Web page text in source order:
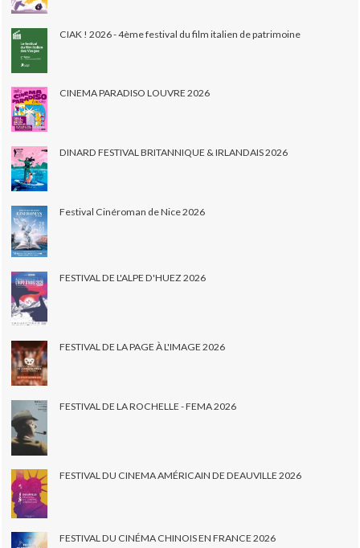
CIAK ! 2026 - 4ème festival du film italien de patrimoine
CINEMA PARADISO LOUVRE 2026
DINARD FESTIVAL BRITANNIQUE & IRLANDAIS 2026
Festival Cinéroman de Nice 2026
FESTIVAL DE L'ALPE D'HUEZ 2026
FESTIVAL DE LA PAGE À L'IMAGE 2026
FESTIVAL DE LA ROCHELLE - FEMA 2026
FESTIVAL DU CINEMA AMÉRICAIN DE DEAUVILLE 2026
FESTIVAL DU CINÉMA CHINOIS EN FRANCE 2026